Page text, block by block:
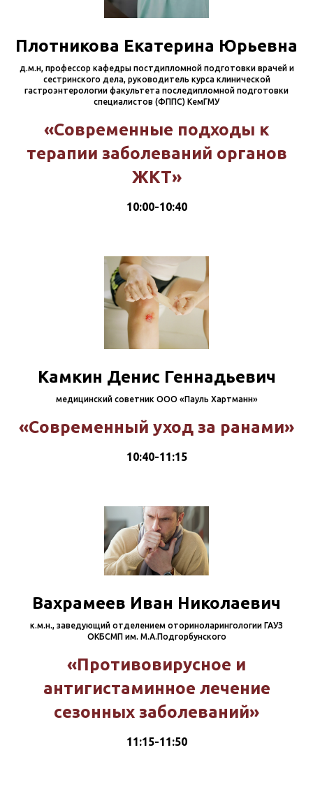
Плотникова Екатерина Юрьевна
д.м.н, профессор кафедры постдипломной подготовки врачей и
сестринского дела, руководитель курса клинической
гастроэнтерологии факультета последипломной подготовки
специалистов (ФППС) КемГМУ
«Современные подходы к
терапии заболеваний органов
ЖКТ»
10:00-10:40
Камкин Денис Геннадьевич
медицинский советник ООО «Пауль Хартманн»
«Современный уход за ранами»
10:40-11:15
Вахрамеев Иван Николаевич
к.м.н., заведующий отделением оториноларингологии ГАУЗ
ОКБСМП им. М.А.Подгорбунского
«Противовирусное и
антигистаминное лечение
сезонных заболеваний»
11:15-11:50